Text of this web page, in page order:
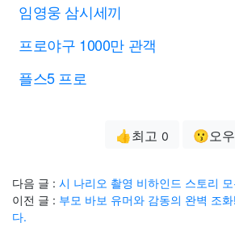
임영웅 삼시세끼
프로야구 1000만 관객
플스5 프로
👍최고 0 😗오우
다음 글 : 시 나리오 촬영 비하인드 스토리
이전 글 : 부모 바보 유머와 감동의 완벽 조
다.